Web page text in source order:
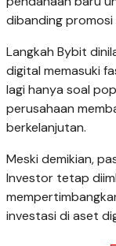
dibanding promosi
Langkah Bybit
digital memasuki
lagi hanya soal
perusahaan
berkelanjutan.
Meski demikian,
Investor tetap
investasi di aset